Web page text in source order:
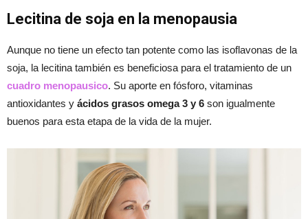
Lecitina de soja en la menopausia
Aunque no tiene un efecto tan potente como las isoflavonas de la
soja, la lecitina también es beneficiosa para el tratamiento de un
cuadro menopausico. Su aporte en fósforo, vitaminas
antioxidantes y ácidos grasos omega 3 y 6 son igualmente
buenos para esta etapa de la vida de la mujer.